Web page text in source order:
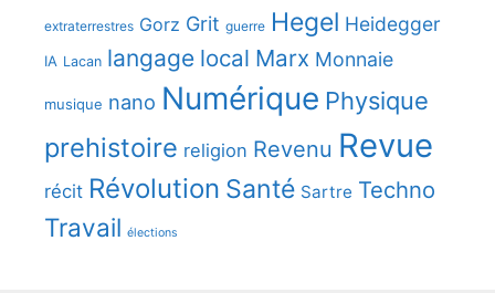
extraterrestres Gorz Grit guerre Hegel Heidegger
IA Lacan langage local Marx Monnaie
musique nano Numérique Physique
prehistoire religion Revenu Revue
récit Révolution Santé Sartre Techno
Travail élections